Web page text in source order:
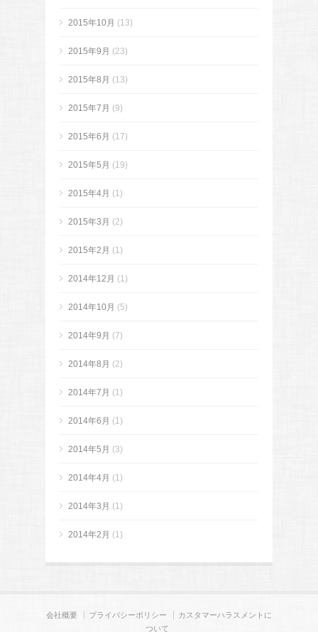
2015年10月 (13)
2015年9月 (23)
2015年8月 (13)
2015年7月 (9)
2015年6月 (17)
2015年5月 (19)
2015年4月 (1)
2015年3月 (2)
2015年2月 (1)
2014年12月 (1)
2014年10月 (5)
2014年9月 (7)
2014年8月 (2)
2014年7月 (1)
2014年6月 (1)
2014年5月 (3)
2014年4月 (1)
2014年3月 (1)
2014年2月 (1)
会社概要 プライバシーポリシー
カスタマーハラスメントに
ついて